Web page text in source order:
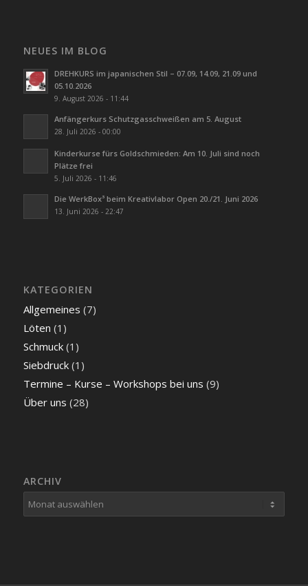
NEUES IM BLOG
DREHKURS im japanischen Stil – 07.09, 14.09, 21.09 und
05.10.2026
9. August 2026 - 11:44
Anfängerkurs Schutzgasschweißen am 5. August
28. Juli 2026 - 00:00
Kinderkurse fürs Goldschmieden: Am 10. Juli sind noch
Plätze frei
5. Juli 2026 - 11:46
Die WerkBox³ beim Kreativlabor Open 20./21. Juni 2026
13. Juni 2026 - 22:47
KATEGORIEN
Allgemeines (7)
Löten (1)
Schmuck(1)
Siebdruck(1)
Termine – Kurse – Workshops bei uns (9)
Über uns (28)
ARCHIV